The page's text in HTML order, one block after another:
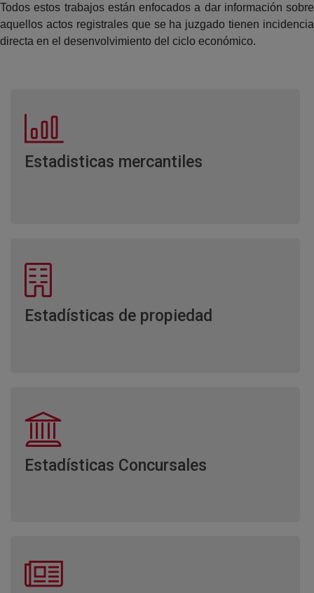
Todos estos trabajos están enfocados a dar información sobre
aquellos actos registrales que se ha juzgado tienen incidencia
directa en el desenvolvimiento del ciclo económico.
Estadisticas mercantiles
Estadísticas de propiedad
Estadísticas Concursales